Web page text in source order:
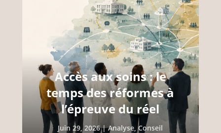
Accès aux soins : le
temps des réformes à
l’épreuve du réel
Juin 29, 2026|Analyse,Conseil